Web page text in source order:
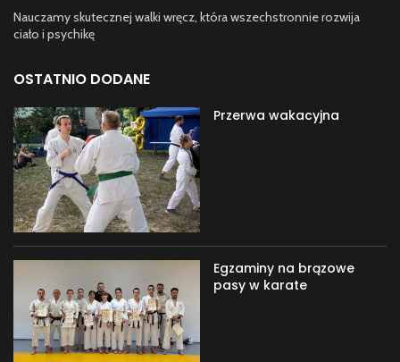
Nauczamy skutecznej walki wręcz, która wszechstronnie rozwija
ciało i psychikę
OSTATNIO DODANE
Przerwa wakacyjna
Egzaminy na brązowe
pasy w karate